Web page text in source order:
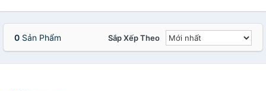
0 Sản Phẩm Sắp Xếp Theo